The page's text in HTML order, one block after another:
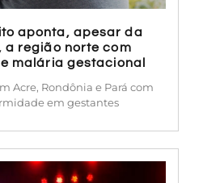
aponta, apesar da
a região norte com
malária gestacional
Acre, Rondônia e Pará com
em gestantes